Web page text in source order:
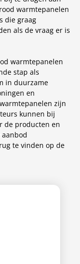
warmtepanelen
die graag
als de vraag er is
warmtepanelen
stap als
in duurzame
en
zijn
kunnen bij
de producten en
te vinden op de